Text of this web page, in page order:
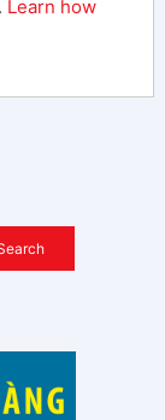
Learn how